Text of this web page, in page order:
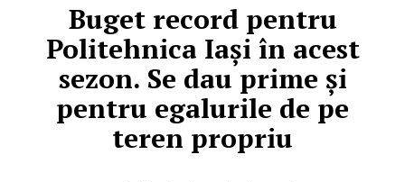
Buget record pentru
Politehnica Iași în acest
sezon. Se dau prime și
pentru egalurile de pe
teren propriu